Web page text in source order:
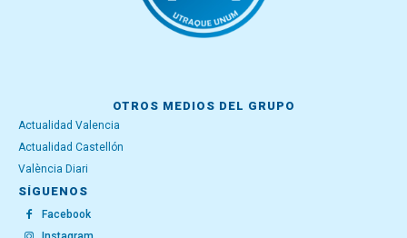
OTROS MEDIOS DEL GRUPO
Actualidad Valencia
Actualidad Castellón
València Diari
SÍGUENOS
Facebook